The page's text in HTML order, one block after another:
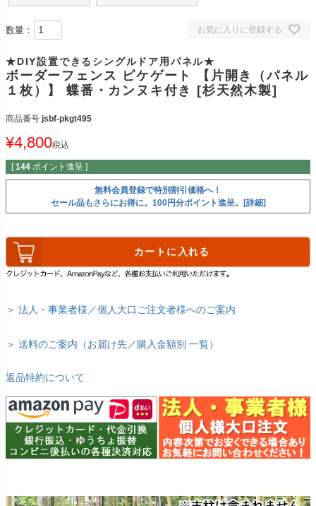
お気に入りに登録する
数量：
★DIY設置できるシングルドア用パネル★
ボーダーフェンス ピケゲート 【片開き（パネル
１枚）】 蝶番・カンヌキ付き [杉天然木製]
商品番号 jsbf-pkgt495
¥4,800税込
[ 144 ポイント進呈 ]
無料会員登録で特別割引価格へ！
セール品もさらにお得に。100円分ポイント進呈。[詳細]
カートに入れる
＞ 法人・事業者様／個人大口ご注文者様へのご案内
＞ 送料のご案内（お届け先／購入金額別 一覧）
返品特約について